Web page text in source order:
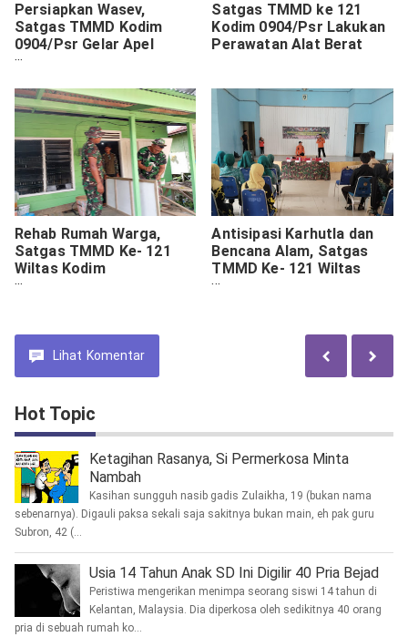
Persiapkan Wasev,
Satgas TMMD Kodim
0904/Psr Gelar Apel
Persiapan Penyambutan
Satgas TMMD ke 121
Kodim 0904/Psr Lakukan
Perawatan Alat Berat
Rehab Rumah Warga,
Satgas TMMD Ke- 121
Wiltas Kodim
0910/Malinau Selalu
Antisipasi Karhutla dan
Bencana Alam, Satgas
TMMD Ke- 121 Wiltas
Kodim 0910/Malinau Gelar
Lihat Komentar
Hot Topic
Ketagihan Rasanya, Si Permerkosa Minta
Nambah
Kasihan sungguh nasib gadis Zulaikha, 19 (bukan nama
sebenarnya). Digauli paksa sekali saja sakitnya bukan main, eh pak guru
Subron, 42 (...
Usia 14 Tahun Anak SD Ini Digilir 40 Pria Bejad
Peristiwa mengerikan menimpa seorang siswi 14 tahun di
Kelantan, Malaysia. Dia diperkosa oleh sedikitnya 40 orang
pria di sebuah rumah ko...